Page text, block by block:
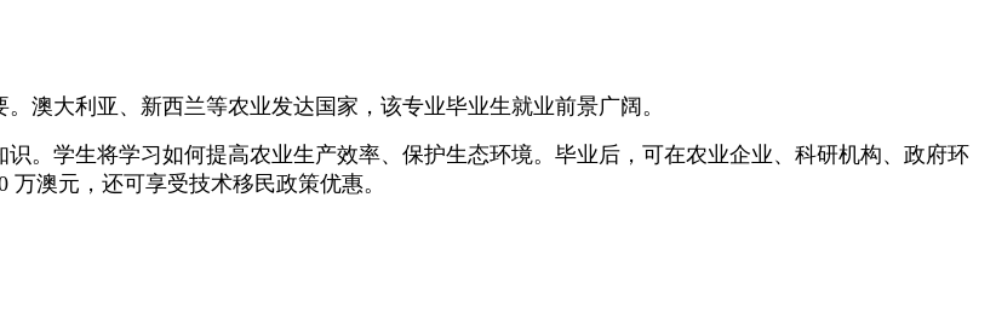
澳大利亚、新西兰等农业发达国家，该专业毕业生就业前景广阔。
。学生将学习如何提高农业生产效率、保护生态环境。毕业后，可在农业企业、科研机构、政府环
澳元，还可享受技术移民政策优惠。